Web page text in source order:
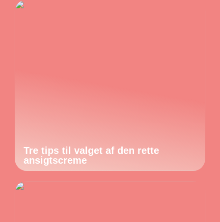
Tre tips til valget af den rette
ansigtscreme